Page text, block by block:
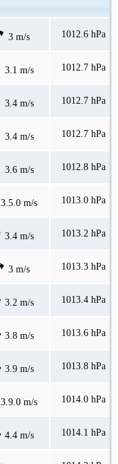
3 m/s 1012.6 hPa
3.1 m/s 1012.7 hPa
3.4 m/s 1012.7 hPa
3.4 m/s 1012.7 hPa
3.6 m/s 1012.8 hPa
3.5.0 m/s 1013.0 hPa
3.4 m/s 1013.2 hPa
3 m/s 1013.3 hPa
3.2 m/s 1013.4 hPa
3.8 m/s 1013.6 hPa
3.9 m/s 1013.8 hPa
3.9.0 m/s 1014.0 hPa
4.4 m/s 1014.1 hPa